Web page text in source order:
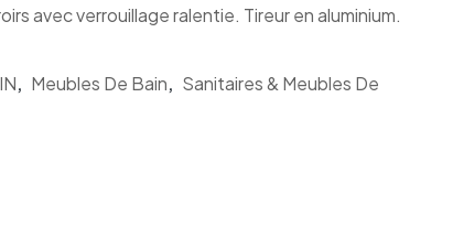
avec verrouillage ralentie. Tireur en aluminium.
, Meubles De Bain, Sanitaires & Meubles De